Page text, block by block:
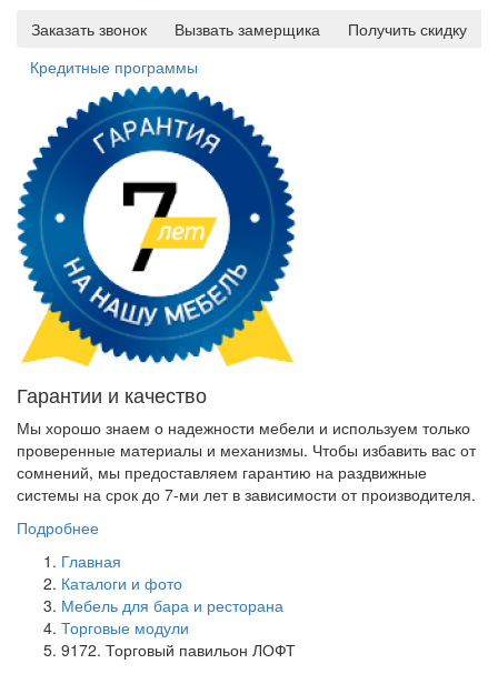
Заказать звонок
Вызвать замерщика
Получить скидку
Кредитные программы
Гарантии и качество
Мы хорошо знаем о надежности мебели и используем только
проверенные материалы и механизмы. Чтобы избавить вас от
сомнений, мы предоставляем гарантию на раздвижные
системы на срок до 7-ми лет в зависимости от производителя.
Подробнее
Главная
Каталоги и фото
Мебель для бара и ресторана
Торговые модули
9172. Торговый павильон ЛОФТ